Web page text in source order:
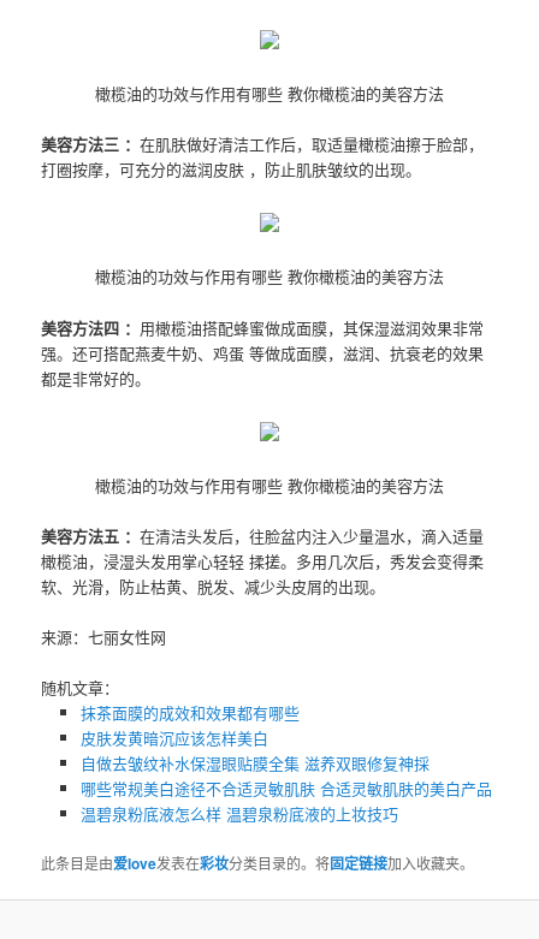
橄榄油的功效与作用有哪些 教你橄榄油的美容方法
美容方法三 ：在肌肤做好清洁工作后，取适量橄榄油擦于脸部，
打圈按摩，可充分的滋润皮肤 ，防止肌肤皱纹的出现。
橄榄油的功效与作用有哪些 教你橄榄油的美容方法
美容方法四 ： 用橄榄油搭配蜂蜜做成面膜，其保湿滋润效果非常
强。还可搭配燕麦牛奶、鸡蛋 等做成面膜，滋润、抗衰老的效果
都是非常好的。
橄榄油的功效与作用有哪些 教你橄榄油的美容方法
美容方法五 ：在清洁头发后，往脸盆内注入少量温水，滴入适量
橄榄油，浸湿头发用掌心轻轻 揉搓。多用几次后，秀发会变得柔
软、光滑，防止枯黄、脱发、减少头皮屑的出现。
来源：七丽女性网
随机文章：
抹茶面膜的成效和效果都有哪些
皮肤发黄暗沉应该怎样美白
自做去皱纹补水保湿眼贴膜全集 滋养双眼修复神採
哪些常规美白途径不合适灵敏肌肤 合适灵敏肌肤的美白产品
温碧泉粉底液怎么样 温碧泉粉底液的上妆技巧
此条目是由爱love发表在彩妆分类目录的。将固定链接加入收藏夹。